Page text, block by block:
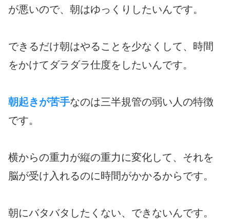
が悪いので、朝はゆっくりしたいんです。
できるだけ朝はやることを少なくして、時間
をかけてダラダラ仕度をしたいんです。
朝起きが苦手なのは三半規管の弱い人の特徴
です。
横からの重力が縦の重力に変化して、それを
脳が受け入れるのに時間がかかるからです。
朝にバタバタしたくない、できないんです。